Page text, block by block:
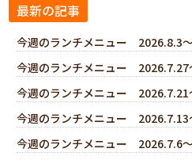
最新の記事
今週のランチメニュー 2026.8.3
今週のランチメニュー 2026.7.27
今週のランチメニュー 2026.7.21
今週のランチメニュー 2026.7.13
今週のランチメニュー 2026.7.6